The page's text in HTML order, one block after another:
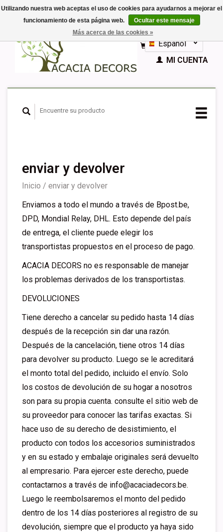
EUR
GBPEspañol
Nederlands
Français
CESTA (€0,00)
MI CUENTA
enviar y devolver
Inicio / enviar y devolver
Enviamos a todo el mundo a través de Bpost.be,
DPD, Mondial Relay, DHL. Esto depende del país
de entrega, el cliente puede elegir los
transportistas propuestos en el proceso de pago.
ACACIA DECORS no es responsable de manejar
los problemas derivados de los transportistas.
DEVOLUCIONES
Tiene derecho a cancelar su pedido hasta 14 días
después de la recepción sin dar una razón.
Después de la cancelación, tiene otros 14 días
para devolver su producto. Luego se le acreditará
el monto total del pedido, incluido el envío. Solo
los costos de devolución de su hogar a nosotros
son para su propia cuenta. consulte el sitio web de
su proveedor para conocer las tarifas exactas. Si
hace uso de su derecho de desistimiento, el
producto con todos los accesorios suministrados
y en su estado y embalaje originales será devuelto
al empresario. Para ejercer este derecho, puede
contactarnos a través de info@acaciadecors.be.
Luego le reembolsaremos el monto del pedido
dentro de los 14 días posteriores al registro de su
devolución, siempre que el producto ya haya sido
Utilizando nuestra web aceptas el uso de cookies para ayudarnos a mejorar el
funcionamiento de esta página web.
Ocultar este mensaje
Más acerca de las cookies »